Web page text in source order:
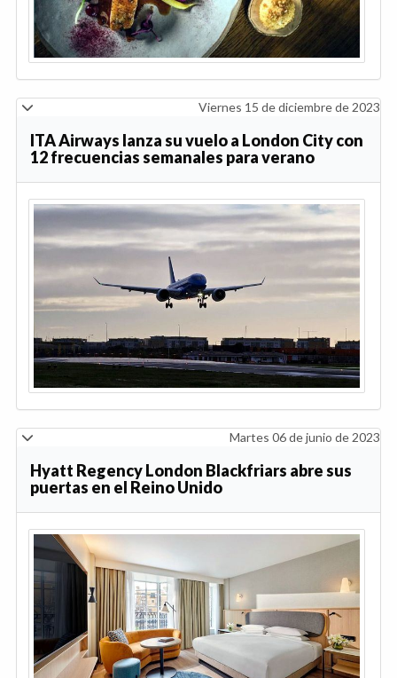
Viernes 15 de diciembre de 2023
ITA Airways lanza su vuelo a London City con
12 frecuencias semanales para verano
Martes 06 de junio de 2023
Hyatt Regency London Blackfriars abre sus
puertas en el Reino Unido